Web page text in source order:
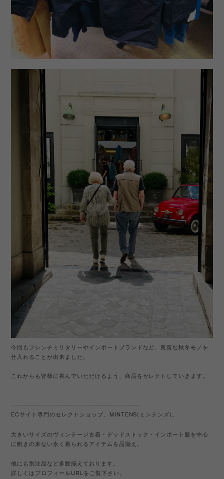
今回もフレンチミリタリーやインポートブランドなど、良質な秋冬モノを
仕入れることが出来ました。
これからも皆様に喜んでいただけるよう、商品をセレクトしていきます。
----------------------------------------------------
ECサイト専門のセレクトショップ、 MINTENS( ミンテンズ)。
大きいサイズのヴィンテージ古着・デッドストック・インポート服を中心
に飽きの来ない永く着られるアイテムを品揃え。
他にも別注品など多数揃えております。
詳しくはプロフィールURL をご覧下さい。